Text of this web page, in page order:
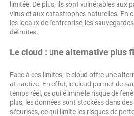
limitée. De plus, ils sont vulnérables aux
virus et aux catastrophes naturelles. En
les locaux de l'entreprise, les
détruites.
Le cloud : une alternative plus
Face à ces limites, le cloud offre une
attractive. En effet, le cloud permet de
temps réel, ce qui élimine le risque de
plus, les données sont stockées dans
sécurisés, ce qui limite les risques de